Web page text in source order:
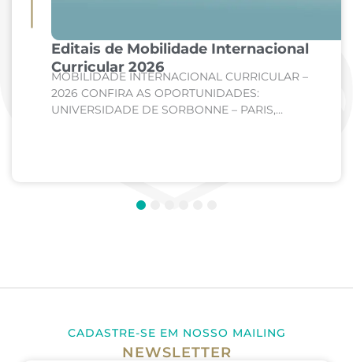
Editais de Mobilidade Internacional
Curricular 2026
MOBILIDADE INTERNACIONAL CURRICULAR –
2026 CONFIRA AS OPORTUNIDADES:
UNIVERSIDADE DE SORBONNE – PARIS,
4
CADASTRE-SE EM NOSSO MAILING
NEWSLETTER